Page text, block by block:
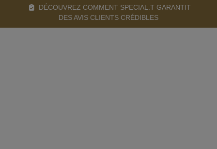
DÉCOUVREZ COMMENT SPECIAL.T GARANTIT
DES AVIS CLIENTS CRÉDIBLES